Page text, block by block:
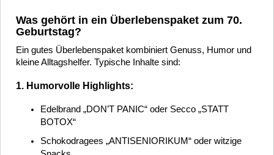
Was gehört in ein Überlebenspaket zum 70.
Geburtstag?
Ein gutes Überlebenspaket kombiniert Genuss, Humor und
kleine Alltagshelfer. Typische Inhalte sind:
1. Humorvolle Highlights:
Edelbrand „DON’T PANIC“ oder Secco „STATT
BOTOX“
Schokodragees „ANTISENIORIKUM“ oder witzige